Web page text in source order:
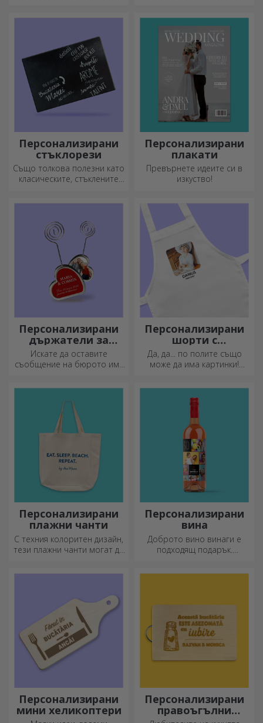
чаши, които лесно могат да
бъдат персонализирани.
Персонализирани
стъклорези
Също толкова полезни като
класическите, стъклените
индивидуален стил на
вашата кухня.
Персонализирани
плакати
Превърнете идеите си в
изкуство!
Персонализирани
държатели за
съобщения
Искате да оставите
съобщение на бюрото им?
Персонализирани
шорти с
фотографии
Да, да... по полите също
може да има картинки!
Персонализирани
плажни чанти
С техния колоритен дизайн,
тези плажни чанти могат да
Персонализирани
вина
Доброто вино винаги е
подходящ подарък.
Персонализирани
мини хеликоптери
Персонализирани
правоъгълни